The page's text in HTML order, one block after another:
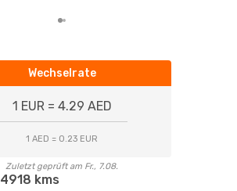
Wechselrate
1 EUR = 4.29 AED
1 AED = 0.23 EUR
Zuletzt geprüft am Fr., 7.08.
4918 kms